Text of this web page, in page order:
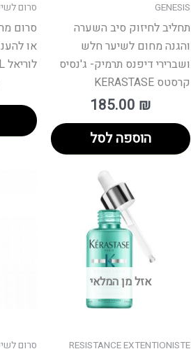
GENESIS
תחליב לחיזוק סיב השערה
והגנה מחום לשיער חלש
ושברירי דיפנס תרמיק- ג'נסיס
קרסטס KERASTASE
185.00 ₪
הוספה לסל
סרום
סרום
או
לוריאל LOREAL
אזל מן המלאי
RESISTANCE EXTENTIONISTE סרום